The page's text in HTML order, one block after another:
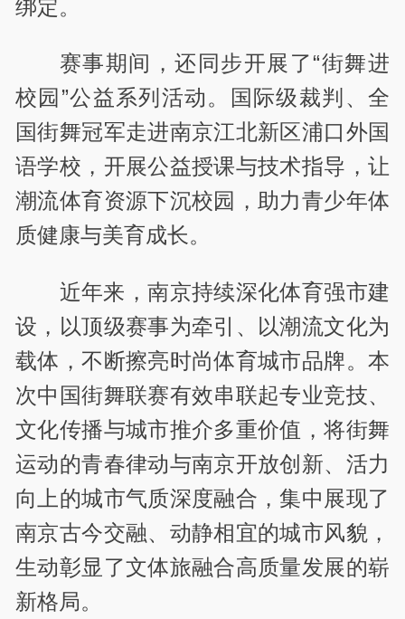
绑定。
赛事期间，还同步开展了“街舞进
校园”公益系列活动。国际级裁判、全
国街舞冠军走进南京江北新区浦口外国
语学校，开展公益授课与技术指导，让
潮流体育资源下沉校园，助力青少年体
质健康与美育成长。
近年来，南京持续深化体育强市建
设，以顶级赛事为牵引、以潮流文化为
载体，不断擦亮时尚体育城市品牌。本
次中国街舞联赛有效串联起专业竞技、
文化传播与城市推介多重价值，将街舞
运动的青春律动与南京开放创新、活力
向上的城市气质深度融合，集中展现了
南京古今交融、动静相宜的城市风貌，
生动彰显了文体旅融合高质量发展的崭
新格局。